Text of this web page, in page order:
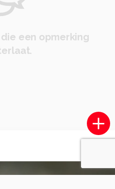
een opmerking